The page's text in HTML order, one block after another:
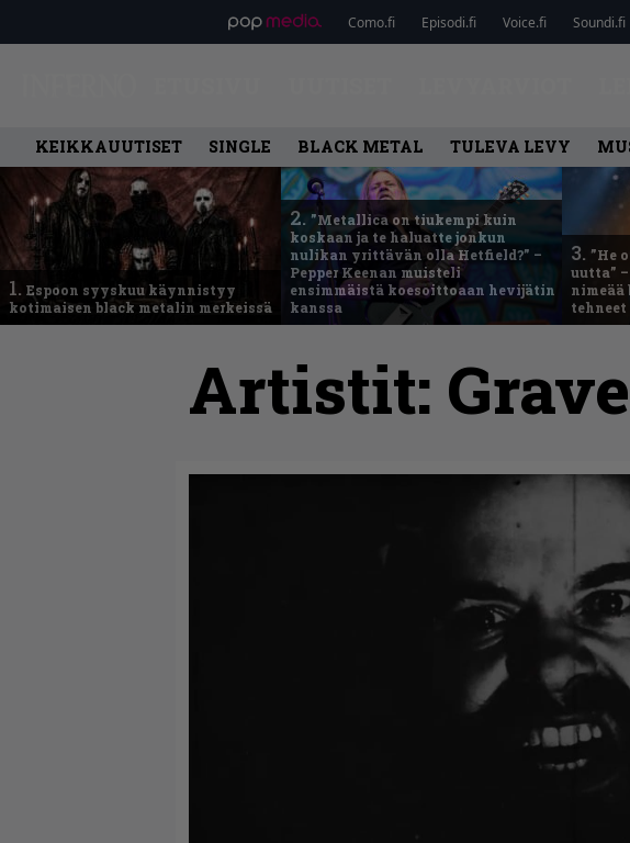
Como.fi Episodi.fi Voice.fi Soundi.fi
KEIKKAUUTISET SINGLE BLACK METAL TULEVA LEVY
1. Espoon syyskuu käynnistyy
kotimaisen black metalin merkeissä
2. ”Metallica on tiukempi kuin
koskaan ja te haluatte jonkun
nulikan yrittävän olla Hetfield?” –
Pepper Keenan muisteli
ensimmäistä koesoittoaan hevijätin
kanssa
3. ”He
uutta”
Artistit: